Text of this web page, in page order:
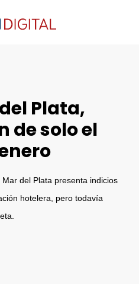
Plata,
de solo el
del Plata presenta indicios
hotelera, pero todavía